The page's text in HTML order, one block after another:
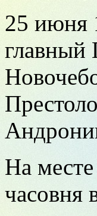
25 июня
главный
На
часовня